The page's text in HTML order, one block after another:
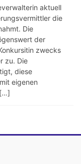
aktuell
die
Die
der
zwecks
zu. Die
diese
eigenen